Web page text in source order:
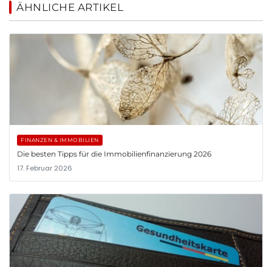
ÄHNLICHE ARTIKEL
FINANZEN & IMMOBILIEN
Die besten Tipps für die Immobilienfinanzierung 2026
17. Februar 2026